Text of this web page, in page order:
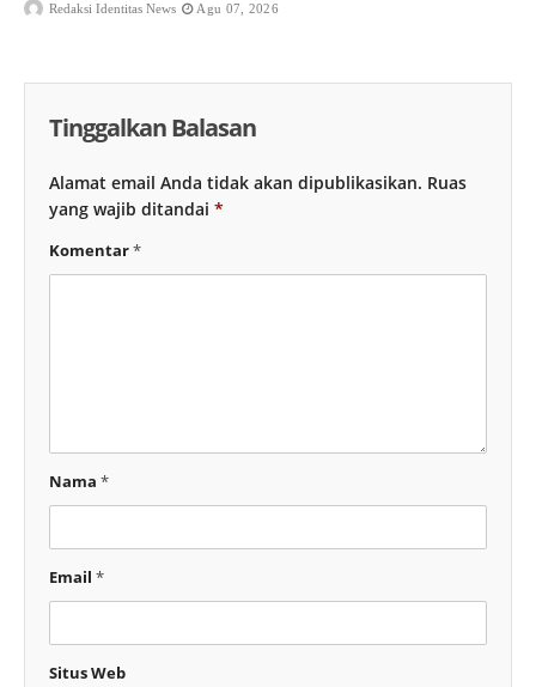
Redaksi Identitas News Agu 07, 2026
Tinggalkan Balasan
Alamat email Anda tidak akan dipublikasikan. Ruas
yang wajib ditandai *
Komentar*
Nama *
Email *
Situs Web